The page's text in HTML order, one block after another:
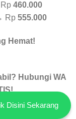
460.000
Rp 555.000
Hemat!
Hubungi WA
Disini Sekarang